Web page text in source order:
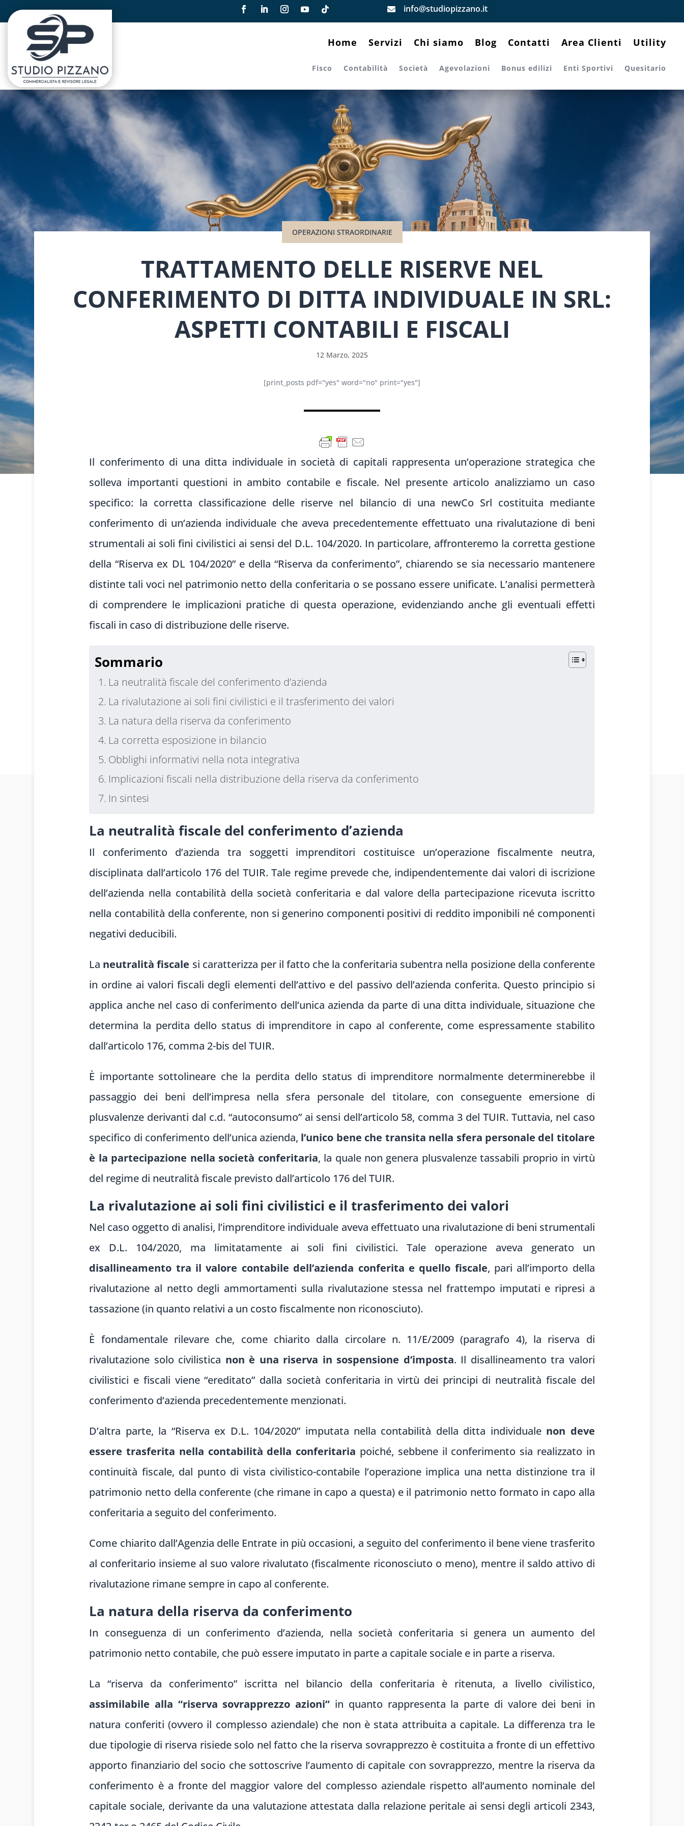
 info@studiopizzano.it
Home Servizi Chi siamo Blog Contatti Area Clienti Utility
Fisco Contabilità Società Agevolazioni Bonus edilizi Enti Sportivi Quesitario
OPERAZIONI STRAORDINARIE
TRATTAMENTO DELLE RISERVE NEL
CONFERIMENTO DI DITTA INDIVIDUALE IN SRL:
ASPETTI CONTABILI E FISCALI
12 Marzo, 2025
[print_posts pdf="yes" word="no" print="yes"]
Il conferimento di una ditta individuale in società di capitali rappresenta un’operazione strategica che
solleva importanti questioni in ambito contabile e fiscale. Nel presente articolo analizziamo un caso
specifico: la corretta classificazione delle riserve nel bilancio di una newCo Srl costituita mediante
conferimento di un’azienda individuale che aveva precedentemente effettuato una rivalutazione di beni
strumentali ai soli fini civilistici ai sensi del D.L. 104/2020. In particolare, affronteremo la corretta gestione
della “Riserva ex DL 104/2020” e della “Riserva da conferimento”, chiarendo se sia necessario mantenere
distinte tali voci nel patrimonio netto della conferitaria o se possano essere unificate. L’analisi permetterà
di comprendere le implicazioni pratiche di questa operazione, evidenziando anche gli eventuali effetti
fiscali in caso di distribuzione delle riserve.
Sommario
La neutralità fiscale del conferimento d’azienda
La rivalutazione ai soli fini civilistici e il trasferimento dei valori
La natura della riserva da conferimento
La corretta esposizione in bilancio
Obblighi informativi nella nota integrativa
Implicazioni fiscali nella distribuzione della riserva da conferimento
In sintesi
La neutralità fiscale del conferimento d’azienda
Il conferimento d’azienda tra soggetti imprenditori costituisce un’operazione fiscalmente neutra,
disciplinata dall’articolo 176 del TUIR. Tale regime prevede che, indipendentemente dai valori di iscrizione
dell’azienda nella contabilità della società conferitaria e dal valore della partecipazione ricevuta iscritto
nella contabilità della conferente, non si generino componenti positivi di reddito imponibili né componenti
negativi deducibili.
La neutralità fiscale si caratterizza per il fatto che la conferitaria subentra nella posizione della conferente
in ordine ai valori fiscali degli elementi dell’attivo e del passivo dell’azienda conferita. Questo principio si
applica anche nel caso di conferimento dell’unica azienda da parte di una ditta individuale, situazione che
determina la perdita dello status di imprenditore in capo al conferente, come espressamente stabilito
dall’articolo 176, comma 2-bis del TUIR.
È importante sottolineare che la perdita dello status di imprenditore normalmente determinerebbe il
passaggio dei beni dell’impresa nella sfera personale del titolare, con conseguente emersione di
plusvalenze derivanti dal c.d. “autoconsumo” ai sensi dell’articolo 58, comma 3 del TUIR. Tuttavia, nel caso
specifico di conferimento dell’unica azienda, l’unico bene che transita nella sfera personale del titolare
è la partecipazione nella società conferitaria, la quale non genera plusvalenze tassabili proprio in virtù
del regime di neutralità fiscale previsto dall’articolo 176 del TUIR.
La rivalutazione ai soli fini civilistici e il trasferimento dei valori
Nel caso oggetto di analisi, l’imprenditore individuale aveva effettuato una rivalutazione di beni strumentali
ex D.L. 104/2020, ma limitatamente ai soli fini civilistici. Tale operazione aveva generato un
disallineamento tra il valore contabile dell’azienda conferita e quello fiscale, pari all’importo della
rivalutazione al netto degli ammortamenti sulla rivalutazione stessa nel frattempo imputati e ripresi a
tassazione (in quanto relativi a un costo fiscalmente non riconosciuto).
È fondamentale rilevare che, come chiarito dalla circolare n. 11/E/2009 (paragrafo 4), la riserva di
rivalutazione solo civilistica non è una riserva in sospensione d’imposta. Il disallineamento tra valori
civilistici e fiscali viene “ereditato” dalla società conferitaria in virtù dei principi di neutralità fiscale del
conferimento d’azienda precedentemente menzionati.
D’altra parte, la “Riserva ex D.L. 104/2020” imputata nella contabilità della ditta individuale non deve
essere trasferita nella contabilità della conferitaria poiché, sebbene il conferimento sia realizzato in
continuità fiscale, dal punto di vista civilistico-contabile l’operazione implica una netta distinzione tra il
patrimonio netto della conferente (che rimane in capo a questa) e il patrimonio netto formato in capo alla
conferitaria a seguito del conferimento.
Come chiarito dall’Agenzia delle Entrate in più occasioni, a seguito del conferimento il bene viene trasferito
al conferitario insieme al suo valore rivalutato (fiscalmente riconosciuto o meno), mentre il saldo attivo di
rivalutazione rimane sempre in capo al conferente.
La natura della riserva da conferimento
In conseguenza di un conferimento d’azienda, nella società conferitaria si genera un aumento del
patrimonio netto contabile, che può essere imputato in parte a capitale sociale e in parte a riserva.
La “riserva da conferimento” iscritta nel bilancio della conferitaria è ritenuta, a livello civilistico,
assimilabile alla “riserva sovrapprezzo azioni” in quanto rappresenta la parte di valore dei beni in
natura conferiti (ovvero il complesso aziendale) che non è stata attribuita a capitale. La differenza tra le
due tipologie di riserva risiede solo nel fatto che la riserva sovrapprezzo è costituita a fronte di un effettivo
apporto finanziario del socio che sottoscrive l’aumento di capitale con sovrapprezzo, mentre la riserva da
conferimento è a fronte del maggior valore del complesso aziendale rispetto all’aumento nominale del
capitale sociale, derivante da una valutazione attestata dalla relazione peritale ai sensi degli articoli 2343,